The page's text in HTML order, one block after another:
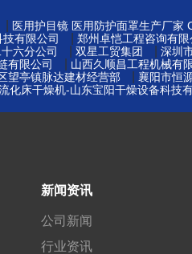
医用护目镜 医用防护面罩生产厂家
有限公司
郑州卓恺工程咨询有限
六分公司
双星工贸集团 深圳
有限公司 山西久顺昌工程机械有
望亭镇脉达建材经营部 襄阳市恒
化床干燥机-山东宝阳干燥设备科技
新闻资讯
公司新闻
行业资讯